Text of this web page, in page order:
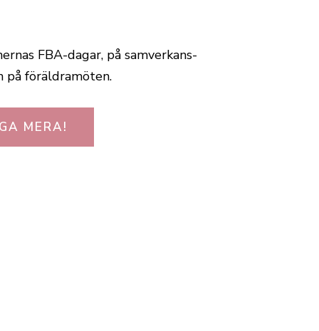
FBA-dagar, på sam­ver­kans­
på föräldramöten.
MERA!